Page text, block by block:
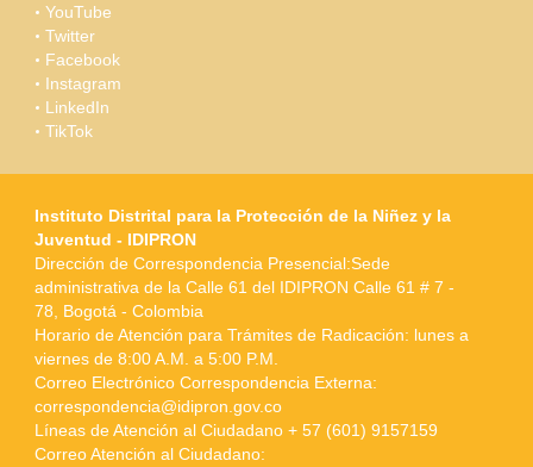
YouTube
Twitter
Facebook
Instagram
LinkedIn
TikTok
Instituto Distrital para la Protección de la Niñez y la
Juventud - IDIPRON
Dirección de Correspondencia Presencial:Sede
administrativa de la Calle 61 del IDIPRON Calle 61 # 7 -
78, Bogotá - Colombia
Horario de Atención para Trámites de Radicación: lunes a
viernes de 8:00 A.M. a 5:00 P.M.
Correo Electrónico Correspondencia Externa:
correspondencia@idipron.gov.co
Líneas de Atención al Ciudadano + 57 (601) 9157159
Correo Atención al Ciudadano: